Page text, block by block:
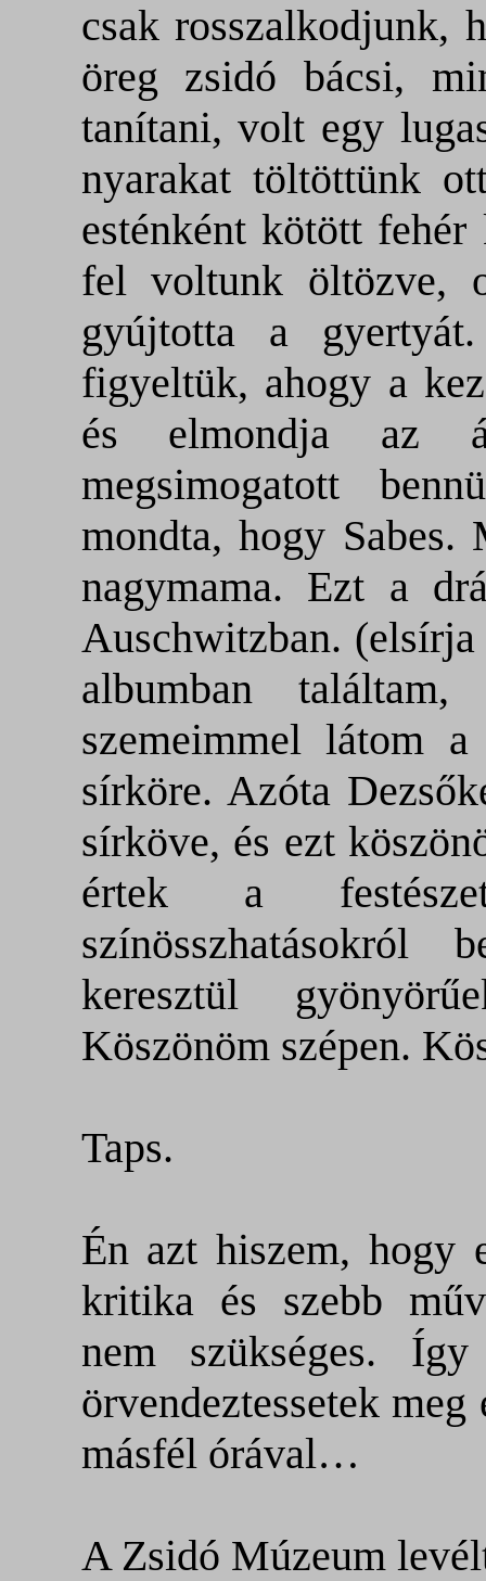
csak rosszalkodjunk,
öreg zsidó bácsi,
tanítani, volt egy
nyarakat töltöttünk
esténként kötött
fel voltunk öltözve,
gyújtotta a
figyeltük, ahogy a
és elmondja az
megsimogatott
mondta, hogy Sabes.
nagymama. Ezt a
Auschwitzban.
albumban
szemeimmel látom
sírköre. Azóta
sírköve, és ezt
értek a
színösszhatásokról
keresztül
Köszönöm szépen.
Taps.
Én azt hiszem, hogy
kritika és szebb
nem szükséges.
örvendeztessetek
másfél órával…
A Zsidó Múzeum